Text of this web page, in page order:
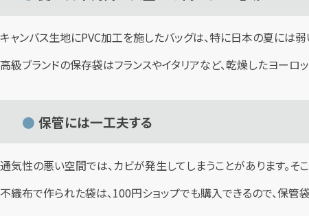
キャンバス生地にPVC加工を施したバッグは、特に日本の夏には
高級ブランドの保存袋はフランスやイタリアなど、乾燥したヨー
保管には一工夫する
通気性の悪い空間では、カビが発生してしまうことがあります。そ
不織布で作られた袋は、100円ショップでも購入できるので、保管